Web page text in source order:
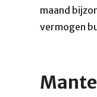
maand
vermogen